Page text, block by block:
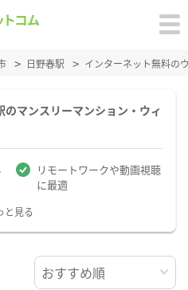
日野春駅 インターネット無料の
マンスリーマンション・ウィ
リモートワークや動画視聴
に最適
と見る